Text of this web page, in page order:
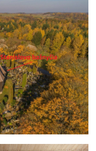
e
t
i
n
g
s